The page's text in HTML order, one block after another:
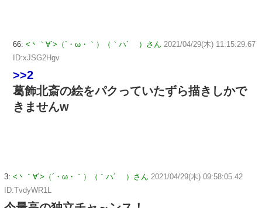
66: <丶｀∀´>（´・ω・｀）（｀ハ´ ）さん 2021/04/29(木) 11:15:29.67
ID:xJSG2Hgv
>>2
葛飾北斎の絵をパクっていたずら描きしかで
きませんw
3: <丶｀∀´>（´・ω・｀）（｀ハ´ ）さん 2021/04/29(木) 09:58:05.42
ID:TvdyWR1L